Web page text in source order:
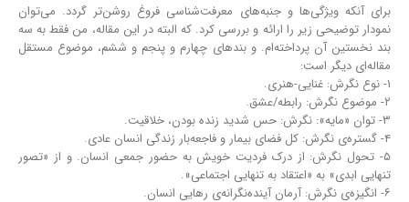
برای آنکه ویژگی‌ها و جنبه‌های معرفت‌شناسی فروغ روشن‌تر گردد. می‌توان
نمودار توضیحی زیر را ارائه و بررسی کرد. که البته در این مقاله، من فقط به سه
بند نخستین آن پرداخته‌ام. و بندهای چهارم و پنجم و ششم، موضوع مستقل
مقاله‌ای دیگر است:
۱- نوع نگرش: غنایی-هنری.
۲- موضوع نگرش: رابطه/عشق.
۳- توان «مایه»: نگرش: حس شدید زنده بودن، خلاقیت.
۴- گستره‌ی نگرش: کل فضای بیمار و فاجعه‌بار زندگی انسان عادی.
۵- تحول نگرش: از درک فردیت خویش به حضور جمعی انسان. و از «تصور
تنهایی ابدی» به «اعتقاد به تنهایی اجتماعی».
۶- انگیزه‌ی نگرش: آرمان آینده‌نگرانه‌ی رهایی انسان.